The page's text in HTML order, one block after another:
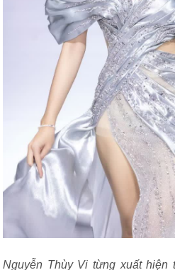
Nguyễn Thùy Vi từng xuất hiện